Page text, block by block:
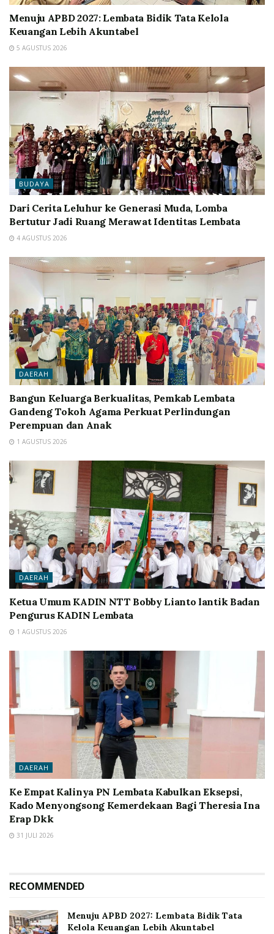
Menuju APBD 2027: Lembata Bidik Tata Kelola
Keuangan Lebih Akuntabel
5 AGUSTUS 2026
BUDAYA
Dari Cerita Leluhur ke Generasi Muda, Lomba
Bertutur Jadi Ruang Merawat Identitas Lembata
4 AGUSTUS 2026
DAERAH
Bangun Keluarga Berkualitas, Pemkab Lembata
Gandeng Tokoh Agama Perkuat Perlindungan
Perempuan dan Anak
1 AGUSTUS 2026
DAERAH
Ketua Umum KADIN NTT Bobby Lianto lantik Badan
Pengurus KADIN Lembata
1 AGUSTUS 2026
DAERAH
Ke Empat Kalinya PN Lembata Kabulkan Eksepsi,
Kado Menyongsong Kemerdekaan Bagi Theresia Ina
Erap Dkk
31 JULI 2026
RECOMMENDED
Menuju APBD 2027: Lembata Bidik Tata
Kelola Keuangan Lebih Akuntabel